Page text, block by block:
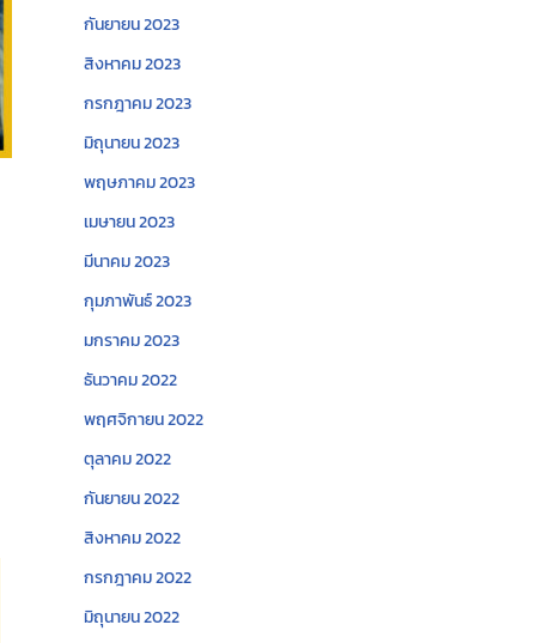
กันยายน 2023
สิงหาคม 2023
กรกฎาคม 2023
มิถุนายน 2023
พฤษภาคม 2023
เมษายน 2023
มีนาคม 2023
กุมภาพันธ์ 2023
มกราคม 2023
ธันวาคม 2022
พฤศจิกายน 2022
ตุลาคม 2022
กันยายน 2022
สิงหาคม 2022
กรกฎาคม 2022
มิถุนายน 2022